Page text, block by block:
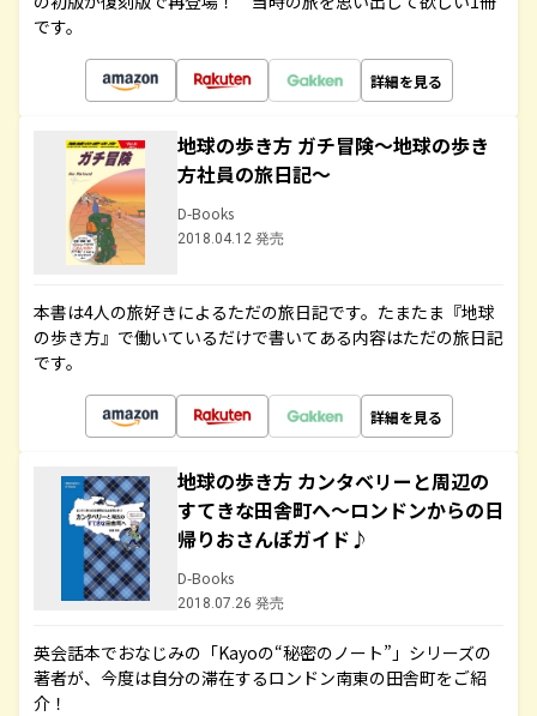
です。
詳細を見る
地球の歩き方 ガチ冒険～地球の歩き
方社員の旅日記～
D-Books
2018.04.12 発売
本書は4人の旅好きによるただの旅日記です。たまたま『地球
の歩き方』で働いているだけで書いてある内容はただの旅日記
です。
詳細を見る
地球の歩き方 カンタベリーと周辺の
すてきな田舎町へ～ロンドンからの日
帰りおさんぽガイド♪
D-Books
2018.07.26 発売
英会話本でおなじみの「Kayoの“秘密のノート”」シリーズの
著者が、今度は自分の滞在するロンドン南東の田舎町をご紹
介！